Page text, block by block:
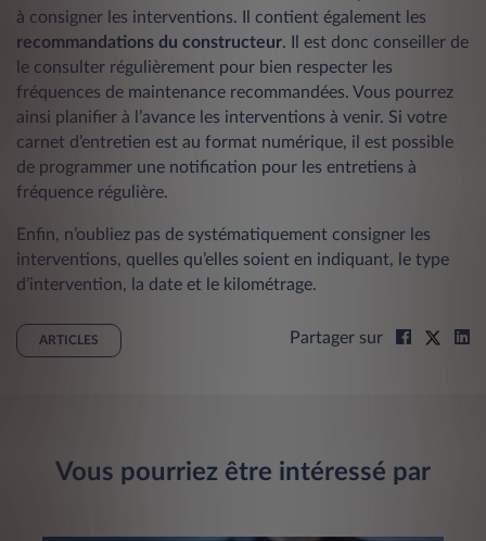
à consigner les interventions. Il contient également les
recommandations du constructeur. Il est donc conseiller de
le consulter régulièrement pour bien respecter les
fréquences de maintenance recommandées. Vous pourrez
ainsi planifier à l’avance les interventions à venir. Si votre
carnet d’entretien est au format numérique, il est possible
de programmer une notification pour les entretiens à
fréquence régulière.
Enfin, n’oubliez pas de systématiquement consigner les
interventions, quelles qu’elles soient en indiquant, le type
d’intervention, la date et le kilométrage.
ARTICLES Partager sur
Vous pourriez être intéressé par